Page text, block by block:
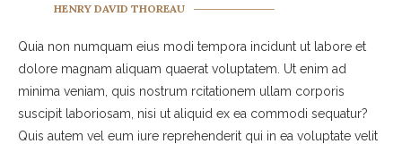
HENRY DAVID THOREAU
Quia non numquam eius modi tempora incidunt ut labore et
dolore magnam aliquam quaerat voluptatem. Ut enim ad
minima veniam, quis nostrum rcitationem ullam corporis
suscipit laboriosam, nisi ut aliquid ex ea commodi sequatur?
Quis autem vel eum iure reprehenderit qui in ea voluptate velit